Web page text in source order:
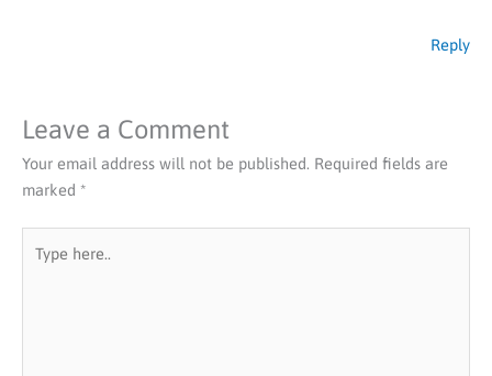
Reply
Leave a Comment
Your email address will not be published. Required fields are
marked *
here..